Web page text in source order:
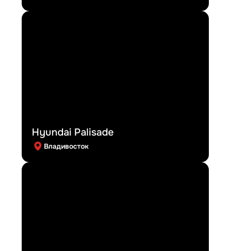
Hyundai Palisade
Владивосток